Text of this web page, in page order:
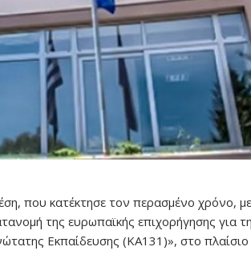
που κατέκτησε τον περασμένο χρόνο,
της ευρωπαϊκής επιχορήγησης για
Εκπαίδευσης (ΚΑ131)», στο πλαίσιο